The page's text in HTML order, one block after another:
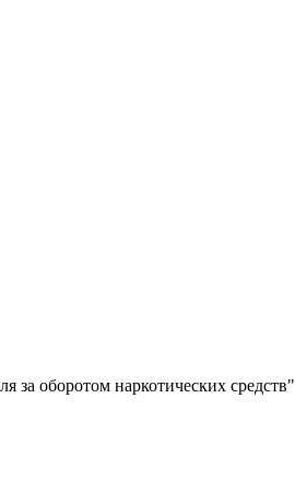
за оборотом наркотических средств"